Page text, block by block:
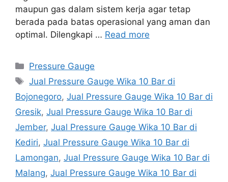
maupun gas dalam sistem kerja agar tetap
berada pada batas operasional yang aman dan
optimal. Dilengkapi … Read more
Categories
Pressure Gauge
Tags
Jual Pressure Gauge Wika 10 Bar di
Bojonegoro, Jual Pressure Gauge Wika 10 Bar di
Gresik, Jual Pressure Gauge Wika 10 Bar di
Jember, Jual Pressure Gauge Wika 10 Bar di
Kediri, Jual Pressure Gauge Wika 10 Bar di
Lamongan, Jual Pressure Gauge Wika 10 Bar di
Malang, Jual Pressure Gauge Wika 10 Bar di